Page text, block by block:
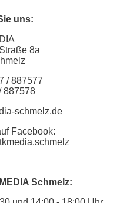
uns:
8a
/ 887577
887578
schmelz.de
Facebook:
Schmelz: